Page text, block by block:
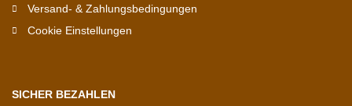
Versand- & Zahlungsbedingungen
Cookie Einstellungen
SICHER BEZAHLEN